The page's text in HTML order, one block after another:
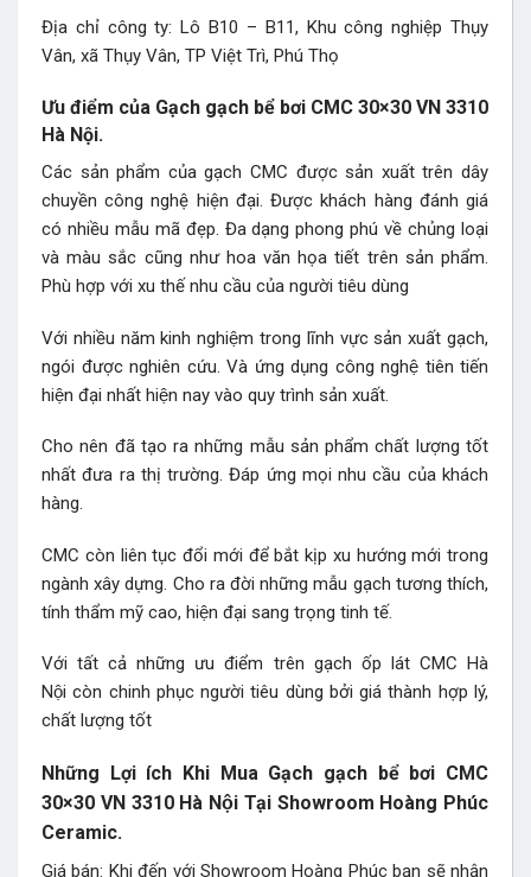
Địa chỉ công ty: Lô B10 – B11, Khu công nghiệp Thụy
Vân, xã Thụy Vân, TP Việt Trì, Phú Thọ
Ưu điểm của Gạch gạch bể bơi CMC 30×30 VN 3310
Hà Nội.
Các sản phẩm của gạch CMC được sản xuất trên dây
chuyền công nghệ hiện đại. Được khách hàng đánh giá
có nhiều mẫu mã đẹp. Đa dạng phong phú về chủng loại
và màu sắc cũng như hoa văn họa tiết trên sản phẩm.
Phù hợp với xu thế nhu cầu của người tiêu dùng
Với nhiều năm kinh nghiệm trong lĩnh vực sản xuất gạch,
ngói được nghiên cứu. Và ứng dụng công nghệ tiên tiến
hiện đại nhất hiện nay vào quy trình sản xuất.
Cho nên đã tạo ra những mẫu sản phẩm chất lượng tốt
nhất đưa ra thị trường. Đáp ứng mọi nhu cầu của khách
hàng.
CMC còn liên tục đổi mới để bắt kịp xu hướng mới trong
ngành xây dựng. Cho ra đời những mẫu gạch tương thích,
tính thẩm mỹ cao, hiện đại sang trọng tinh tế.
Với tất cả những ưu điểm trên gạch ốp lát CMC Hà
Nội còn chinh phục người tiêu dùng bởi giá thành hợp lý,
chất lượng tốt
Những Lợi ích Khi Mua Gạch gạch bể bơi CMC
30×30 VN 3310 Hà Nội Tại Showroom Hoàng Phúc
Ceramic.
Giá bán: Khi đến với Showroom Hoàng Phúc bạn sẽ nhận